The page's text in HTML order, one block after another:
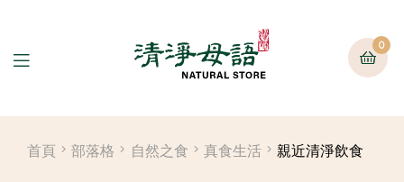
0
首頁 部落格 自然之食 真食生活 親近清淨飲食